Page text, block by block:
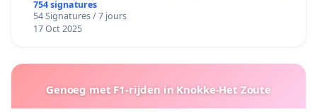
de notre territoire »
754 signatures
54 Signatures / 7 jours
17 Oct 2025
Genoeg met F1-rijden in Knokke-Het Zoute